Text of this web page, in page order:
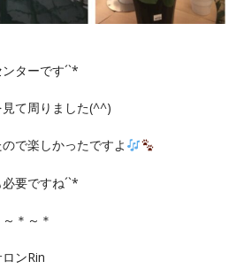
ターです´`*
て周りました(^^)
で楽しかったですよ
要ですね´`*
＊～＊
ンRin